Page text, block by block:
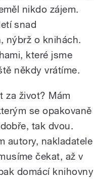
nikdo zájem.
snad
nýbrž o knihách.
které jsme
někdy vrátíme.
za život? Mám
se opakovaně
tak dvou.
autory, nakladatele
čekat, až v
domácí knihovny